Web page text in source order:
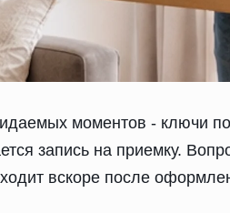
моментов - ключи
запись на приемку.
вскоре после